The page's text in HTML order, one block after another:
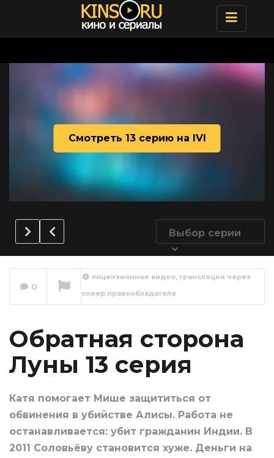
Toggle
Смотреть 13 серию на IVI
Выбор серии
Обратная сторона
0
лицензионное видео, трансляция через
плеер правообладателя
Обратная сторона
Луны 13 серия
Катя помогает Мише защититься от
обвинения в убийстве Алисы. Работа не
останавливается: убит гражданин Индии. В
2011 Соловьёву становится хуже. Деньги на